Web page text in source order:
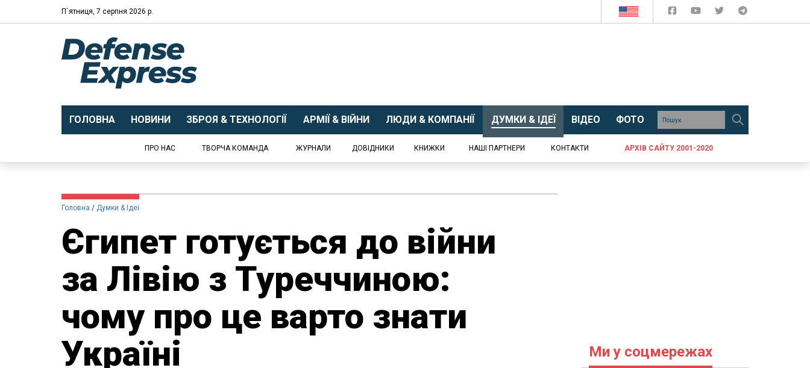
П`ятниця, 7 серпня 2026 р.
ГОЛОВНА НОВИНИ ЗБРОЯ & ТЕХНОЛОГІЇ АРМІЇ & ВІЙНИ ЛЮДИ & КОМПАНІЇ ДУМКИ & ІДЕЇ ВІДЕО ФОТО
ПРО НАС ТВОРЧА КОМАНДА ЖУРНАЛИ ДОВІДНИКИ КНИЖКИ НАШІ ПАРТНЕРИ КОНТАКТИ АРХІВ САЙТУ 2001-2020
Головна Думки & Ідеї
Єгипет готується до війни
за Лівію з Туреччиною:
чому про це варто знати
Україні
Ми у соцмережах